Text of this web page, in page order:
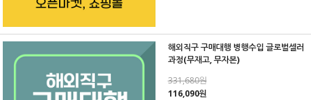
해외직구 구매대행 병행수입 글로벌셀러
과정(무재고, 무자본)
331,680원
116,090원